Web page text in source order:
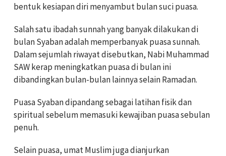
bentuk kesiapan diri menyambut bulan suci puasa.
Salah satu ibadah sunnah yang banyak dilakukan di
bulan Syaban adalah memperbanyak puasa sunnah.
Dalam sejumlah riwayat disebutkan, Nabi Muhammad
SAW kerap meningkatkan puasa di bulan ini
dibandingkan bulan-bulan lainnya selain Ramadan.
Puasa Syaban dipandang sebagai latihan fisik dan
spiritual sebelum memasuki kewajiban puasa sebulan
penuh.
Selain puasa, umat Muslim juga dianjurkan